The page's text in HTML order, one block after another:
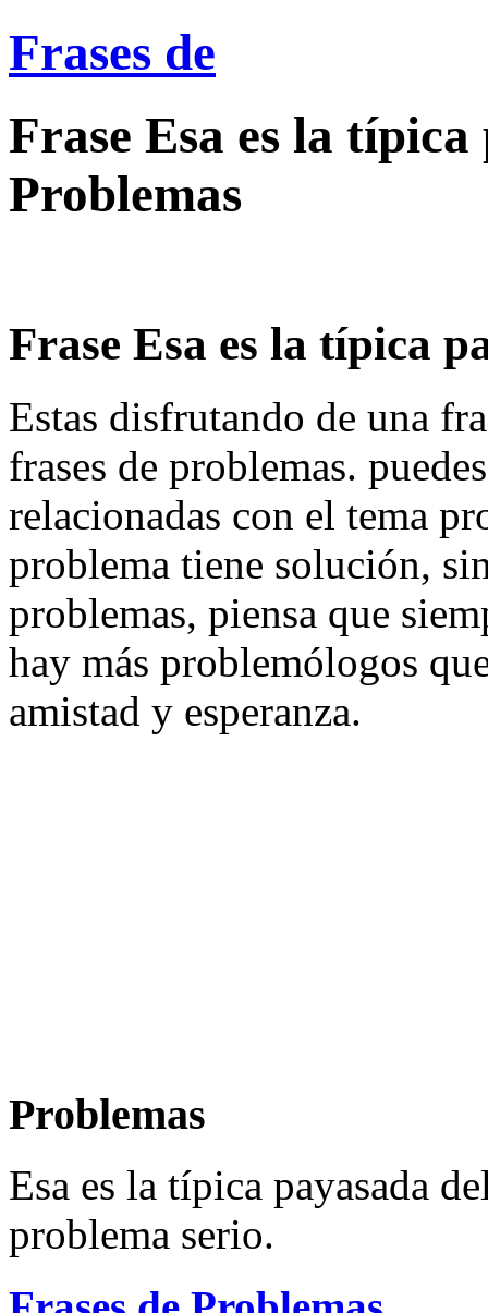
Frases de
Frase Esa es la
Problemas
Frase Esa es la típica
Estas disfrutando de una
frases de problemas.
relacionadas con el tema
problema tiene solución,
problemas, piensa que
hay más problemólogos
amistad y esperanza.
Problemas
Esa es la típica payasada
problema serio.